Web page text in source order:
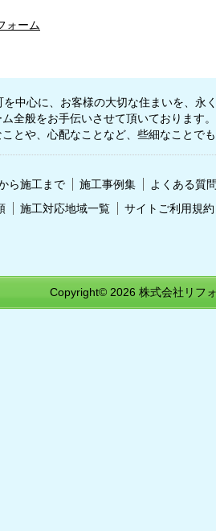
ォーム
を中心に、お客様の大切な住まいを、永
全般をお手伝いさせて頂いております。
とや、心配なことなど、些細なことで
ら施工まで 施工事例集
よくある質
施工対応地域一覧 サイトご利用規約
Copyright© 2026 株式会社リフ